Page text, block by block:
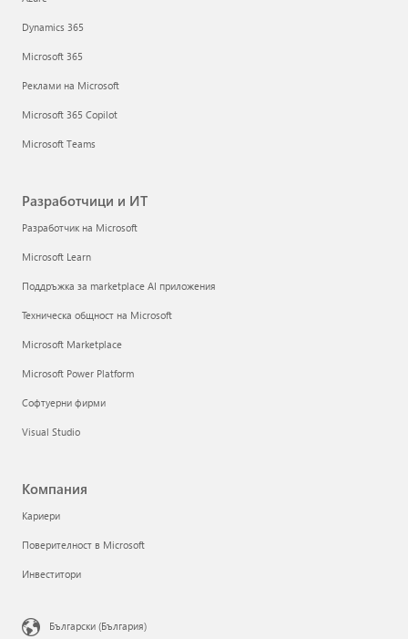
Dynamics 365
Microsoft 365
Реклами на Microsoft
Microsoft 365 Copilot
Microsoft Teams
Разработчици и ИТ
Разработчик на Microsoft
Microsoft Learn
Поддръжка за marketplace AI приложения
Техническа общност на Microsoft
Microsoft Marketplace
Microsoft Power Platform
Софтуерни фирми
Visual Studio
Компания
Кариери
Поверителност в Microsoft
Инвеститори
Български (България)